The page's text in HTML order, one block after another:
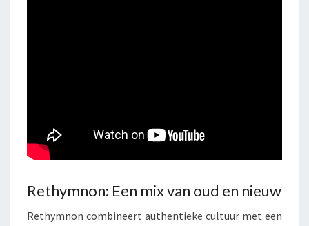
Rethymnon: Een mix van oud en nieuw
Rethymnon combineert authentieke cultuur met een